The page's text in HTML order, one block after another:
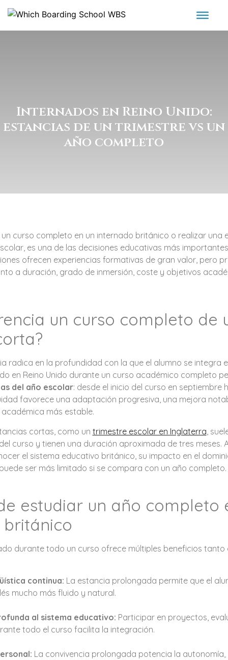
Internados en Reino Unido:
estancias de un trimestre vs un
año completo
curso completo en un internado británico o realizar una
es una de las decisiones educativas más
ofrecen experiencias formativas de gran valor, pero
a duración, grado de inmersión, coste y objetivos
un curso completo de
radica en la profundidad con la que el alumno se integra
en Reino Unido durante un curso académico completo
del año escolar: desde el inicio del curso en septiembre
favorece una adaptación progresiva, una mejora
más estable.
cortas, como un trimestre escolar en Inglaterra ,
curso y tienen una duración aproximada de tres meses.
el sistema educativo británico, su impacto en el
ser más limitado si se compara con un año completo.
estudiar un año completo
durante todo un curso ofrece múltiples beneficios tanto
continua: La estancia prolongada permite que el
mucho más fluido y natural.
al sistema educativo: Participar en proyectos,
todo el curso facilita la integración.
La convivencia prolongada potencia la